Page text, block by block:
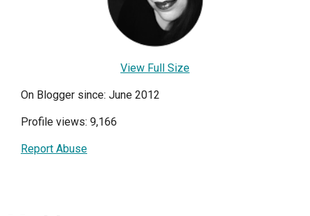
View Full Size
On Blogger since: June 2012
Profile views: 9,166
Report Abuse